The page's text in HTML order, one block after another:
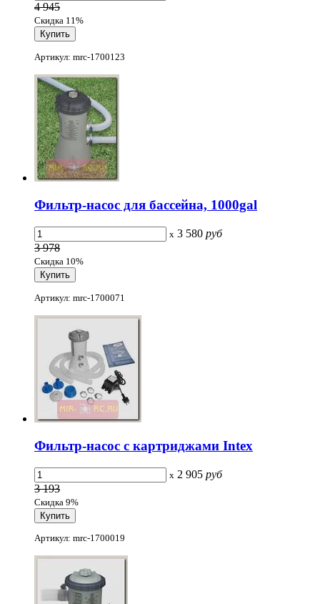
4 945
Скидка 11%
Артикул: mrc-1700123
Фильтр-насос для бассейна, 1000gal
x 3 580 руб
3 978
Скидка 10%
Артикул: mrc-1700071
Фильтр-насос с картриджами Intex
x 2 905 руб
3 193
Скидка 9%
Артикул: mrc-1700019